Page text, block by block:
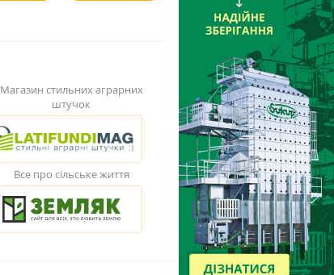
Магазин стильних аграрних
штучок
Все про сільське життя